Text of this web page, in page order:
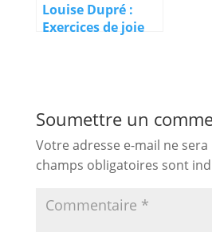
Louise Dupré :
Exercices de joie
Soumettre un
Votre adresse e-mail ne sera
champs obligatoires sont